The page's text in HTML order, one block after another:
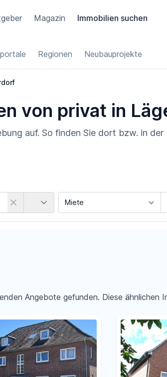
Magazin Immobilien suchen
Regionen Neubauprojekte
von privat in
auf. So finden Sie dort bzw. in der
Filter für Preis zurücksetzen
Angebote gefunden. Diese